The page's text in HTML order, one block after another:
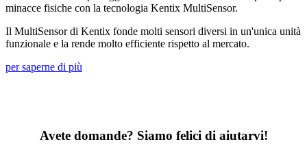
minacce fisiche con la tecnologia Kentix MultiSensor.
Il MultiSensor di Kentix fonde molti sensori diversi in un'unica unità
funzionale e la rende molto efficiente rispetto al mercato.
per saperne di più
Avete domande? Siamo felici di aiutarvi!